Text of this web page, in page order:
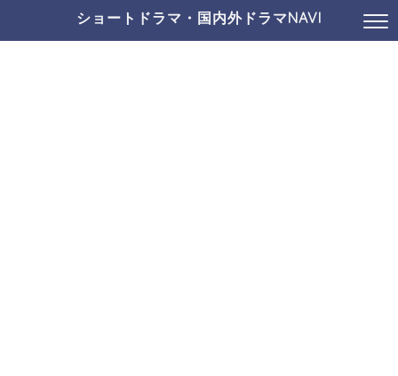
ショートドラマ・国内外ドラマNAVI